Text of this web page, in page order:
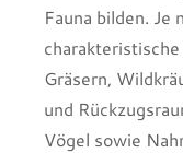
Fauna bilden. Je
Gräsern,
und
Vögel sowie